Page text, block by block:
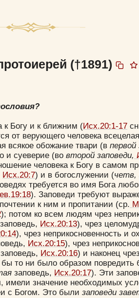
(†1891)
к Богу и к ближним (Исх.20:1-17
от верующего человека
всякое обожание твари (в первой
и cyeверие (во второй заповеди,
человека к Богу в самом
Исх.20:7) и в богослужении (четв,
требуется во имя Бога
). Заповеди требуют
к ним и пропитании (ср.
); потом ко всем людям чрез
заповедь, Исх.20:13), чрез
), чрез неприкосновенность и
Исх.20:15), чрез
заповедь, Исх.20:16) и наконец
то ни было образом повредить
заповедь, Исх.20:17). Эти
имели значение необходимых
с Богом. Это были заповеди